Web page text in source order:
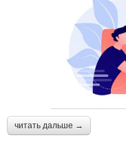
читать дальше →